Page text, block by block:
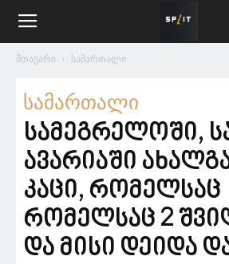
მთავარი სამართალი
სამართალი
სამეგრელოში,
ავარიაში
კაცი, რომელსაც
რომელსაც 2
და მისი დეიდა